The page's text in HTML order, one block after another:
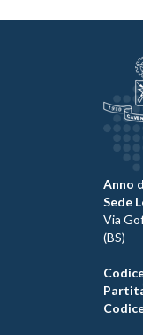
Anno
Sede
Via
(BS)